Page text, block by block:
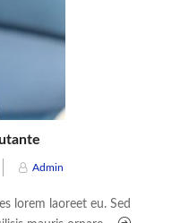
Admin
lorem laoreet eu. Sed